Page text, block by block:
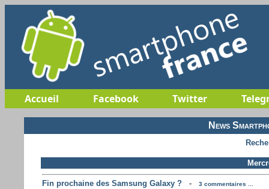
Accueil Facebook Twitter
News
Fin prochaine des Samsung Galaxy ?-
3 commentaires ...